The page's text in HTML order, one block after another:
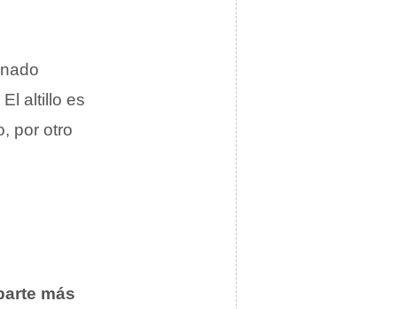
altillo es
por otro
más